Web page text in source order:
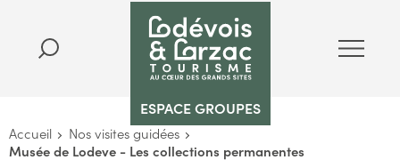
ESPACE GROUPES
Accueil
Nos visites guidées
Musée de Lodeve - Les collections permanentes